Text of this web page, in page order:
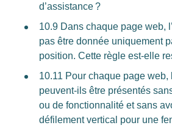
d’assistance ?
10.9 Dans chaque page web,
pas être donnée uniquement
position. Cette règle est-elle
10.11 Pour chaque page web,
peuvent-ils être présentés
ou de fonctionnalité et sans
défilement vertical pour une